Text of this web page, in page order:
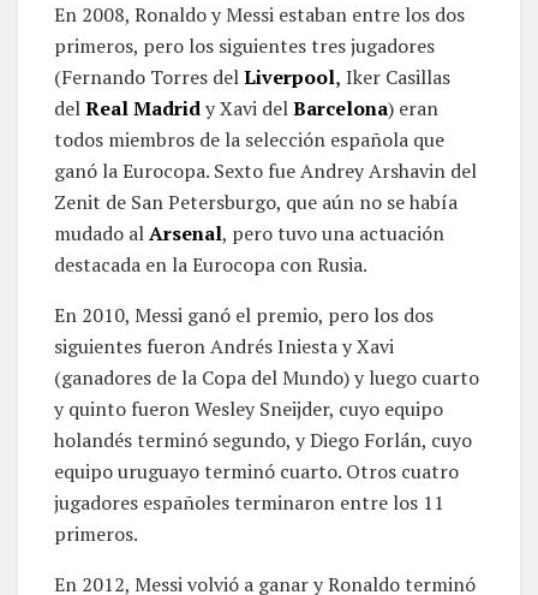
En 2008, Ronaldo y Messi estaban entre los dos
primeros, pero los siguientes tres jugadores
(Fernando Torres delLiverpool, Iker Casillas
delReal Madridy Xavi delBarcelona) eran
todos miembros de la selección española que
ganó la Eurocopa. Sexto fue Andrey Arshavin del
Zenit de San Petersburgo, que aún no se había
mudado alArsenal, pero tuvo una actuación
destacada en la Eurocopa con Rusia.
En 2010, Messi ganó el premio, pero los dos
siguientes fueron Andrés Iniesta y Xavi
(ganadores de la Copa del Mundo) y luego cuarto
y quinto fueron Wesley Sneijder, cuyo equipo
holandés terminó segundo, y Diego Forlán, cuyo
equipo uruguayo terminó cuarto. Otros cuatro
jugadores españoles terminaron entre los 11
primeros.
En 2012, Messi volvió a ganar y Ronaldo terminó